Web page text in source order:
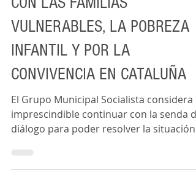
CON LAS FAMILIAS
VULNERABLES, LA POBREZA
INFANTIL Y POR LA
CONVIVENCIA EN CATALUÑA
El Grupo Municipal Socialista considera
imprescindible continuar con la senda